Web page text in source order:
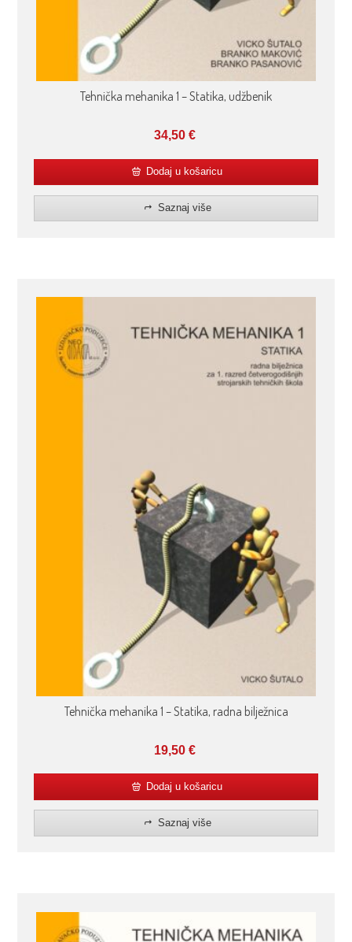
Tehnička mehanika 1 – Statika, udžbenik
34,50 €
Dodaj u košaricu
Saznaj više
Tehnička mehanika 1 – Statika, radna bilježnica
19,50 €
Dodaj u košaricu
Saznaj više